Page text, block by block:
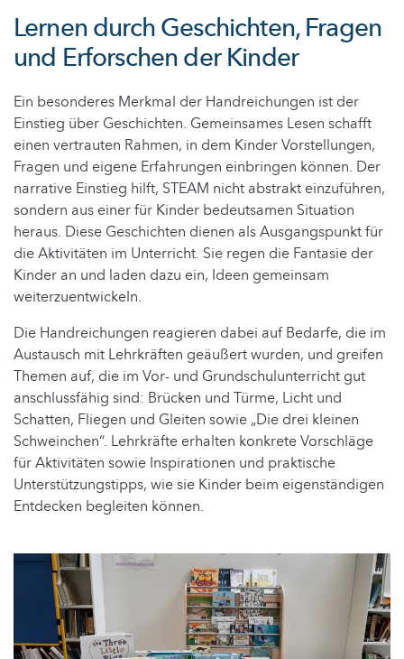
Lernen durch Geschichten, Fragen
und Erforschen der Kinder
Ein besonderes Merkmal der Handreichungen ist der
Einstieg über Geschichten. Gemeinsames Lesen schafft
einen vertrauten Rahmen, in dem Kinder Vorstellungen,
Fragen und eigene Erfahrungen einbringen können. Der
narrative Einstieg hilft, STEAM nicht abstrakt einzuführen,
sondern aus einer für Kinder bedeutsamen Situation
heraus. Diese Geschichten dienen als Ausgangspunkt für
die Aktivitäten im Unterricht. Sie regen die Fantasie der
Kinder an und laden dazu ein, Ideen gemeinsam
weiterzuentwickeln.
Die Handreichungen reagieren dabei auf Bedarfe, die im
Austausch mit Lehrkräften geäußert wurden, und greifen
Themen auf, die im Vor- und Grundschulunterricht gut
anschlussfähig sind: Brücken und Türme, Licht und
Schatten, Fliegen und Gleiten sowie „Die drei kleinen
Schweinchen“. Lehrkräfte erhalten konkrete Vorschläge
für Aktivitäten sowie Inspirationen und praktische
Unterstützungstipps, wie sie Kinder beim eigenständigen
Entdecken begleiten können.